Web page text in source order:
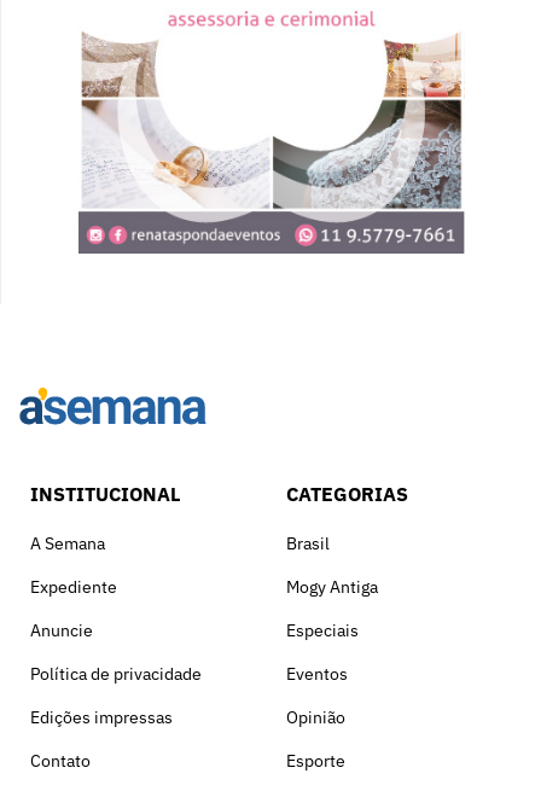
INSTITUCIONAL
A Semana
Expediente
Anuncie
Política de privacidade
Edições impressas
Contato
CATEGORIAS
Brasil
Mogy Antiga
Especiais
Eventos
Opinião
Esporte